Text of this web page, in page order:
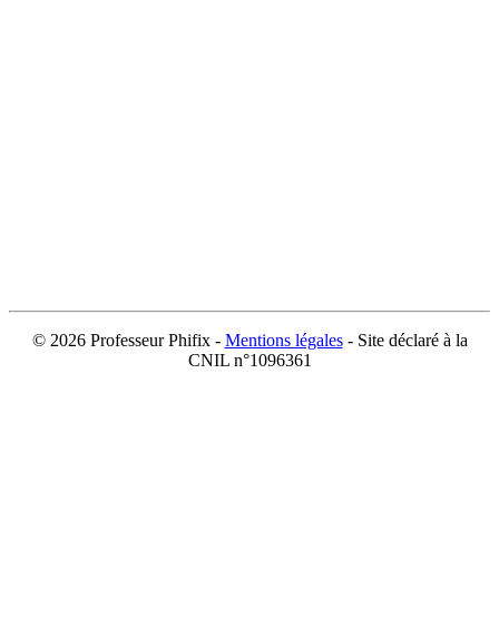
© 2026 Professeur Phifix - Mentions légales- Site déclaré à la
CNIL n°1096361